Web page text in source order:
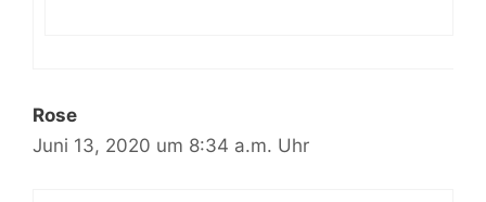
Rose
Juni 13, 2020 um 8:34 a.m. Uhr